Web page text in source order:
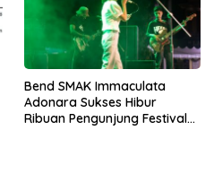
Bend SMAK Immaculata
Adonara Sukses Hibur
Ribuan Pengunjung Festival